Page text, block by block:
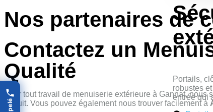
Portails,
robustes
entrée qui
Nos partenaires de
Contactez un
Qualité
Pour tout travail de menuiserie extérieure à Gannat,
gratuit. Vous pouvez également nous trouver facilement à